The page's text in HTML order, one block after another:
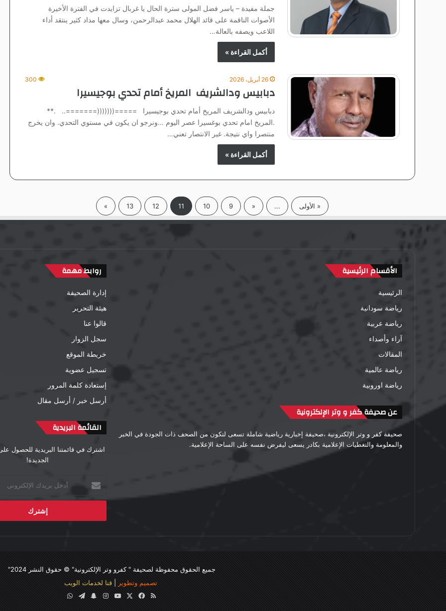
جملة مفيدة – ياسر فضل المولى سترة الحال يا غربال تزايدت في الفترة الأخيرة
الأصوات الناقمة على قائد الهلال محمد عبدالرحمن، وسال معها مداد كثير ينتقد أداء
اللاعب ويصفه بالعالة…
أكمل القراءة »
26 أبريل، 2026 300
دبابيس ودالشريف المريخ أمام تحدي بوجيسيرا
دبابيس ودالشريف المريخ أمام تحدي بوجيسيرا =====(((((((=======.. .**
.المريخ امام تحدي بوغسيرا عصر اليوم …ونرجو ان يكون في مستوي التحدي. وان يخرج
منتصرا واي نتيجة. غير الانتصار تعني…
أكمل القراءة »
« الأولى ...
«
9
10
11
12
13
»
الأقسام الرئيسية
الرئيسية
رياضة سودانية
رياضة عربية
آراء وأصداء
المقالات
رياضة عالمية
رياضة اوروبية
عن صحيفة كفر و وتر الإلكترونية
صحيفة كفر و وتر الإلكترونية ،صحيفة إخبارية رياضية شاملة تسعى لتكون من الصحف ذات الجودة في الخبر
والمعلومة والتغطيات الإعلامية بكادر يسعى ليفرض نفسه على الساحة الإعلامية.
روابط مهمة
إدارة الصحيفة
هيئة التحرير
قالوا عنا
سجل الزوار
خريطة الموقع
تسجيل عضوية
إستعادة كلمة المرور
أرسل خبر / أرسل مقال
القائمة البريدية
اشترك في قائمتنا البريدية للحصول
الجديدة!
بريدك
الإلكتروني
جميع الحقوق محفوظة لصحيفة "كفرو وتر الإلكترونية" © حقوق النشر 2024"
تصميم وتطوير
|قنا لخدمات الويب
ملخص فيسبوك ‫YouTubeانستقرام
سناب تيلقرام